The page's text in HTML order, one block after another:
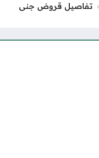
تفاصيل قروض جنى